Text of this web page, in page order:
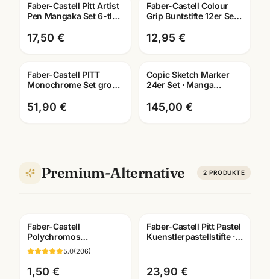
Faber-Castell Pitt Artist
Pen Mangaka Set 6-tlg ·
dokumentenecht
17,50 €
Faber-Castell Colour
Grip Buntstifte 12er Set ·
Schule Mannheim
12,95 €
Faber-Castell PITT
Monochrome Set gross
Künstlerbedarf
51,90 €
Copic Sketch Marker
24er Set · Manga
Farbkarte · Mannheim
145,00 €
Premium-Alternative 2 PRODUKTE
Faber-Castell
Polychromos
Künstlerfarbstifte ·
Einzelstift alle Farben ·
Mannheim
5.0(206)
1,50 €
Faber-Castell Pitt Pastel
Kuenstlerpastellstifte ·
23,90 €